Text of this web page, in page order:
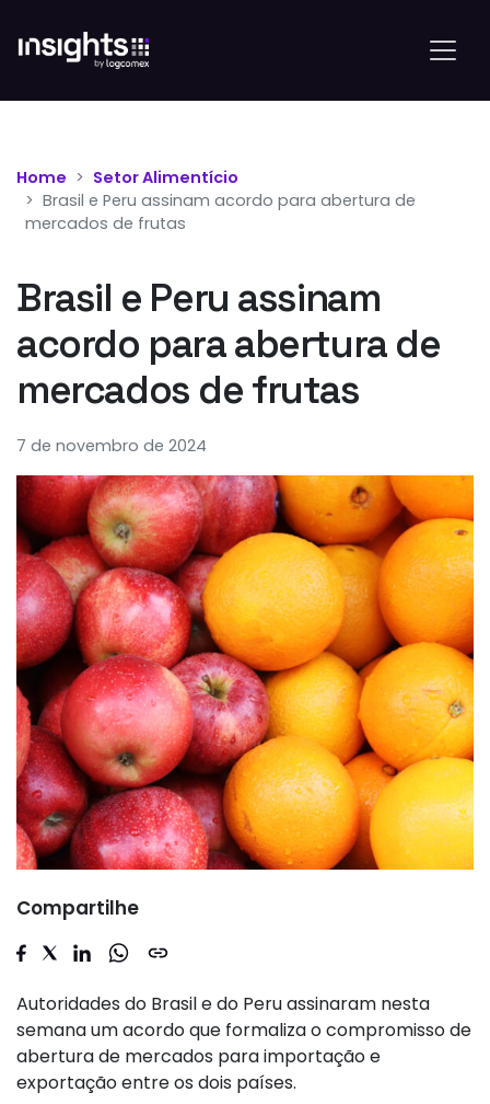
Home
Setor Alimentício
Brasil e Peru assinam acordo para abertura de
mercados de frutas
Brasil e Peru assinam
acordo para abertura de
mercados de frutas
7 de novembro de 2024
Compartilhe
Autoridades do Brasil e do Peru assinaram nesta
semana um acordo que formaliza o compromisso de
abertura de mercados para importação e
exportação entre os dois países.